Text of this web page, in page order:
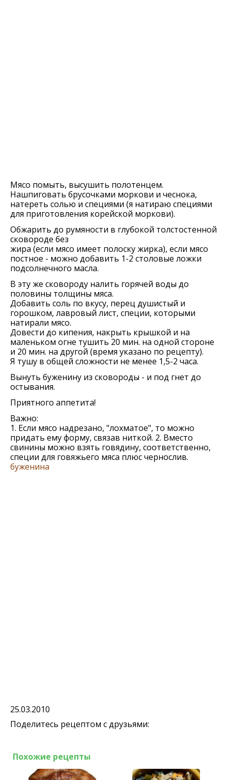
Мясо помыть, высушить полотенцем.
Нашпиговать брусочками моркови и чеснока,
натереть солью и специями (я натираю специями
для приготовления корейской моркови).
Обжарить до румяности в глубокой толстостенной
сковороде без
жира (если мясо имеет полоску жирка), если мясо
постное - можно добавить 1-2 столовые ложки
подсолнечного масла.
В эту же сковороду налить горячей воды до
половины толщины мяса.
Добавить соль по вкусу, перец душистый и
горошком, лавровый лист, специи, которыми
натирали мясо.
Довести до кипения, накрыть крышкой и на
маленьком огне тушить 20 мин. на одной стороне
и 20 мин. на другой (время указано по рецепту).
Я тушу в общей сложности не менее 1,5-2 часа.
Вынуть буженину из сковороды - и под гнет до
остывания.
Приятного аппетита!
Важно:
1. Если мясо надрезано, "лохматое", то можно
придать ему форму, связав ниткой. 2. Вместо
свинины можно взять говядину, соответственно,
специи для говяжьего мяса плюс чернослив.
буженина
25.03.2010
Поделитесь рецептом с друзьями:
Похожие рецепты